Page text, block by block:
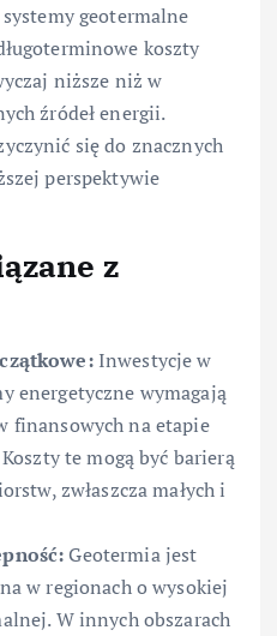
geotermalne
koszty
niższe niż w
źródeł energii.
się do znacznych
perspektywie
z
Inwestycje w
energetyczne wymagają
finansowych na etapie
te mogą być barierą
zwłaszcza małych i
Geotermia jest
w regionach o wysokiej
W innych obszarach